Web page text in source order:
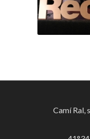
Camí Ral,